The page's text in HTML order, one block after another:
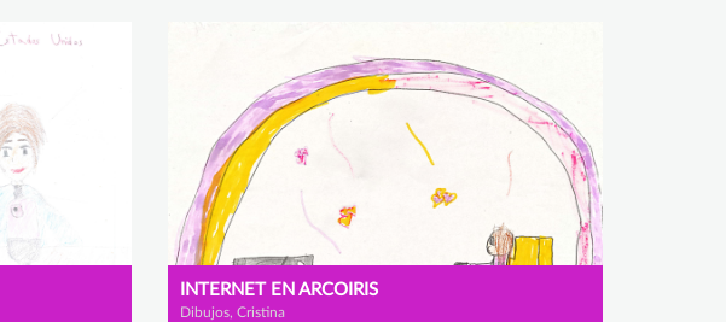
INTERNET EN ARCOIRIS
Dibujos, Cristina